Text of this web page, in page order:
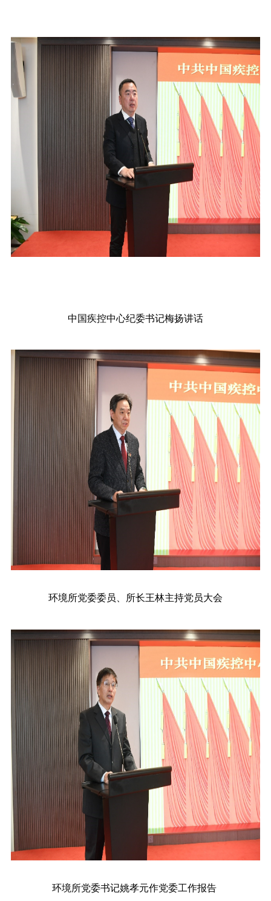
中国疾控中心纪委书记梅扬讲话
环境所党委委员、所长王林主持党员大会
环境所党委书记姚孝元作党委工作报告